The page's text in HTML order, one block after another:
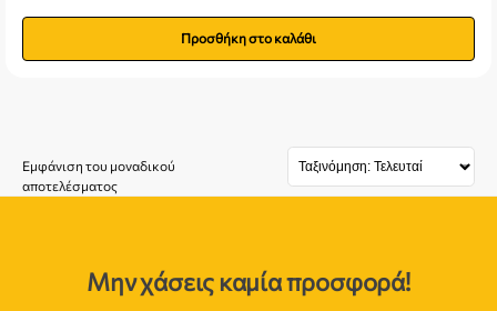
Προσθήκη στο καλάθι
Εμφάνιση του μοναδικού
αποτελέσματος
Μην χάσεις καμία προσφορά!